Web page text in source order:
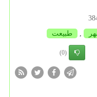
, طبیعت
(0)